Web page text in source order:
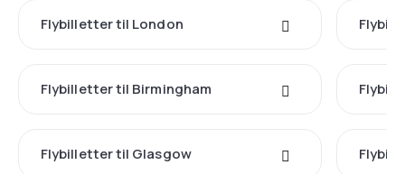
Flybilletter til London
Flybilletter til Birmingham
Flybilletter til Glasgow